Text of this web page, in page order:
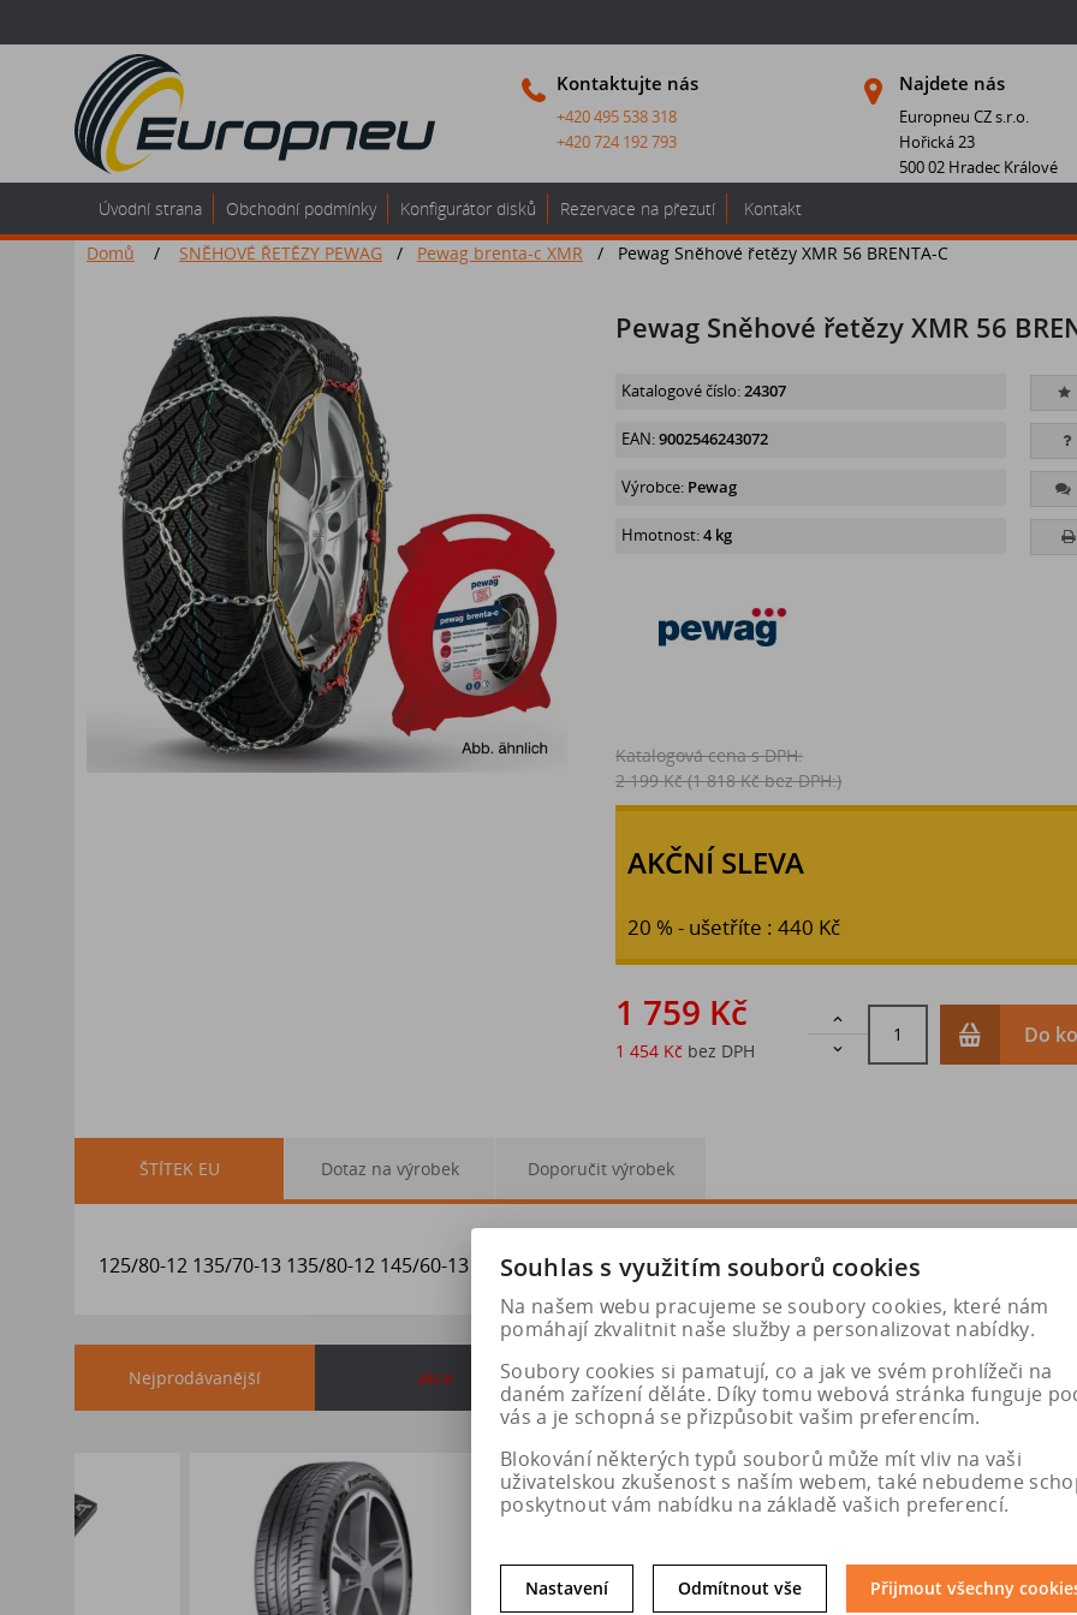
Kontaktujte nás
+420 495 538 318
+420 724 192 793
Najdete nás
Europneu CZ s.r.o.
Hořická 23
500 02 Hradec Králové
Úvodní strana Obchodní podmínky Konfigurátor disků Rezervace na přezutí
Kontakt
Domů
/ SNĚHOVÉ ŘETĚZY PEWAG / Pewag brenta-c XMR / Pewag Sněhové řetězy XMR 56 BRENTA-C
Pewag Sněhové řetězy XMR 56
Katalogové číslo:24307
EAN:9002546243072
Výrobce: Pewag
Hmotnost:4 kg
Katalogová cena s DPH:
2 199 Kč (1 818 Kč bez DPH:)
AKČNÍ SLEVA
20 % - ušetříte : 440 Kč
1 759 Kč
1 454 Kč bez DPH


Do
ŠTÍTEK EU Dotaz na výrobek Doporučit výrobek
125/80-12 135/70-13 135/80-12 145/60-13 145/70-12 155/80-10 165/70-10
Nejprodávanější akce
Souhlas s využitím souborů cookies
Na našem webu pracujeme se soubory cookies, které nám
pomáhají zkvalitnit naše služby a personalizovat nabídky.
Soubory cookies si pamatují, co a jak ve svém prohlížeči na
daném zařízení děláte. Díky tomu webová stránka funguje
vás a je schopná se přizpůsobit vašim preferencím.
Blokování některých typů souborů může mít vliv na vaši
uživatelskou zkušenost s naším webem, také nebudeme
poskytnout vám nabídku na základě vašich preferencí.
Nastavení Odmítnout vše Přijmout všechny